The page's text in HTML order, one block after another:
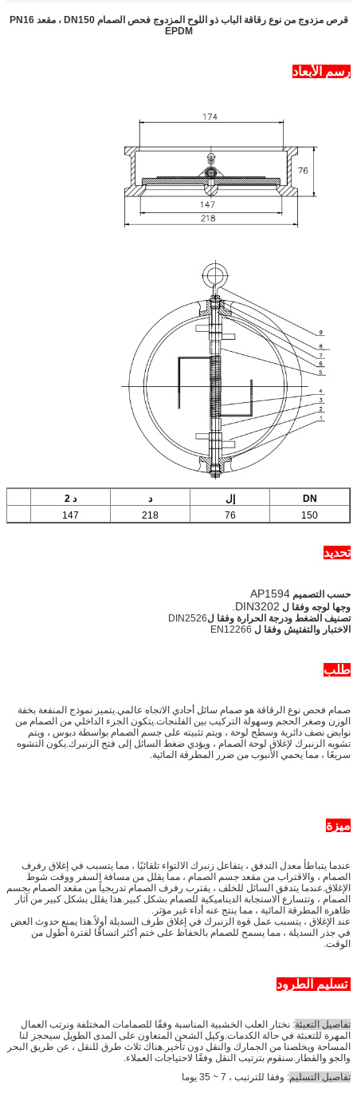
قرص مزدوج من نوع رقاقة الباب ذو اللوح المزدوج فحص الصمام DN150 ، مقعد PN16
EPDM
رسم الأبعاد
DN إل د
د 2
150
76
218
147
تحديد
حسب التصميم AP1594
وجها لوجه وفقا ل DIN3202.
تصنيف الضغط ودرجة الحرارة وفقا لDIN2526
الاختبار والتفتيش وفقا ل EN12266
طلب
صمام فحص نوع الرقاقة هو صمام سائل أحادي الاتجاه عالمي.يتميز نموذج المنفعة بخفة
الوزن وصغر الحجم وسهولة التركيب بين الفلنجات.يتكون الجزء الداخلي من الصمام من
نوابض نصف دائرية وسطح لوحة ، ويتم تثبيته على جسم الصمام بواسطة دبوس ، ويتم
تشويه الزنبرك لإغلاق لوحة الصمام ، ويؤدي ضغط السائل إلى فتح الزنبرك.يكون التشوه
سريعًا ، مما يحمي الأنبوب من ضرر المطرقة المائية.
ميزة
عندما يتباطأ معدل التدفق ، يتفاعل زنبرك الالتواء تلقائيًا ، مما يتسبب في إغلاق رفرف
الصمام ، والاقتراب من مقعد جسم الصمام ، مما يقلل من مسافة السفر ووقت شوط
الإغلاق.عندما يتدفق السائل للخلف ، يقترب رفرف الصمام تدريجياً من مقعد الصمام بجسم
الصمام ، وتتسارع الاستجابة الديناميكية للصمام بشكل كبير.هذا يقلل بشكل كبير من آثار
ظاهرة المطرقة المائية ، مما ينتج عنه أداء غير مؤثر.
عند الإغلاق ، يتسبب عمل قوة الزنبرك في إغلاق طرف السديلة أولاً.هذا يمنع حدوث العض
في جذر السديلة ، مما يسمح للصمام بالحفاظ على ختم أكثر اتساقًا لفترة أطول من
الوقت.
تسليم الطرود
تفاصيل التعبئة: نختار العلب الخشبية المناسبة وفقًا للصمامات المختلفة ونرتب العمال
المهرة للتعبئة في حالة الكدمات.وكيل الشحن المتعاون على المدى الطويل سيحجز لنا
المساحة ويخلصنا من الجمارك والنقل دون تأخير.هناك ثلاث طرق للنقل ، عن طريق البحر
والجو والقطار.سنقوم بترتيب النقل وفقًا لاحتياجات العملاء.
تفاصيل التسليم: وفقا للترتيب ، 7 ~ 35 يوما